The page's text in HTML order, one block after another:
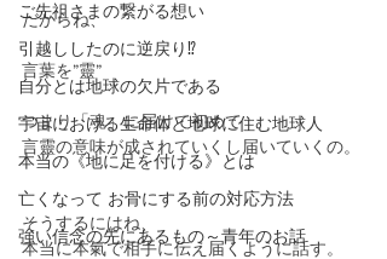
ご先祖さまの繋がる想い
引越ししたのに逆戻り⁉️
自分とは地球の欠片である
宇宙における生命体と地球に住む地球人
本当の《地に足を付ける》とは
亡くなって お骨にする前の対応方法
強い信念の先にあるもの～青年のお話
だからね、
言葉を”靈”
つまり「魂」に届けて初めて
言靈の意味が成されていくし届いていくの。
そうするにはね、
本当に本氣で相手に伝え届くように話す。